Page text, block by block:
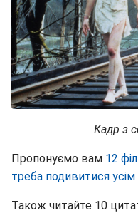
Кадр з
Пропонуємо вам 12
треба подивитися
Також читайте 10